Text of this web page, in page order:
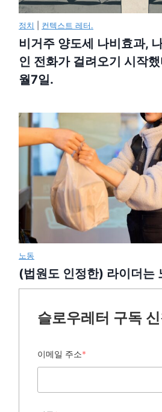
정치 컨텍스트 레터.
비거주 양도세 나비효과,
인 전화가 걸려오기 시작
월7일.
노동
(법원도 인정한) 라이더는
슬로우레터 구독
이메일 주소*